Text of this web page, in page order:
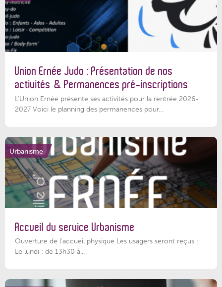
Union Ernée Judo : Présentation de nos
activités & Permanences pré-inscriptions
L'Union Ernée présente ses activités pour la rentrée 2026-
2027 Voici le planning des permanences pour...
Urbanisme
Accueil du service Urbanisme
Ouverture de l'accueil physique Les usagers seront reçus :
Le lundi : de 13h30 à...